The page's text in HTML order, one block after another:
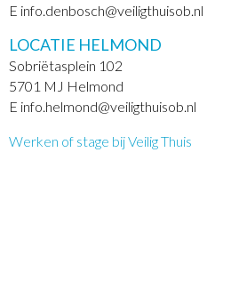
E info.denbosch@veiligthuisob.nl
LOCATIE HELMOND
Sobriëtasplein 102
5701 MJ Helmond
E info.helmond@veiligthuisob.nl
Werken of stage bij Veilig Thuis